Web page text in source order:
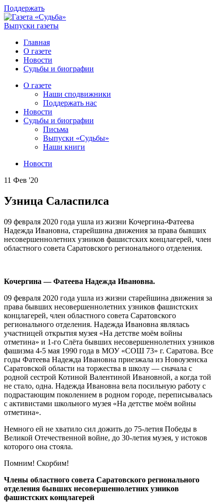
Поддержать
Выпуски газеты
Главная
О газете
Новости
Судьбы и биографии
О газете
Наши сподвижники
Поддержать нас
Новости
Судьбы и биографии
Письма
Выпуски «Судьбы»
Наши книги
Новости
11 Фев '20
Узница Саласпилса
09 февраля 2020 года ушла из жизни Кочергина-Фатеева
Надежда Ивановна, старейшина движения за права бывших
несовершеннолетних узников фашистских концлагерей, член
областного совета Саратовского регионального отделения.
Кочергина — Фатеева Надежда Ивановна.
09 февраля 2020 года ушла из жизни старейшина движения за
права бывших несовершеннолетних узников фашистских
концлагерей, член областного совета Саратовского
регионального отделения. Надежда Ивановна являлась
участницей открытия музея «На детстве моём войны
отметина» и 1-го Слёта бывших несовершеннолетних узников
фашизма 4-5 мая 1990 года в МОУ «СОШ 73» г. Саратова. Все
годы Фатеева Надежда Ивановна приезжала из Новоузенска
Саратовской области на торжества в школу — сначала с
родной сестрой Котиной Валентиной Ивановной, а когда той
не стало, одна. Надежда Ивановна вела посильную работу с
подрастающим поколением в родном городе, переписывалась
с активистами школьного музея «На детстве моём войны
отметина».
Немного ей не хватило сил дожить до 75-летия Победы в
Великой Отечественной войне, до 30-летия музея, у истоков
которого она стояла.
Помним! Скорбим!
Члены областного совета Саратовского регионального
отделения бывших несовершеннолетних узников
фашистских концлагерей